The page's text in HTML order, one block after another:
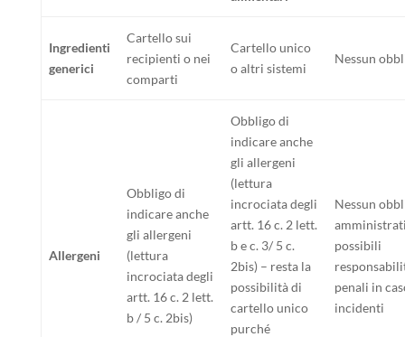
Ingredienti
generici
Cartello sui
recipienti o nei
comparti
Cartello unico
o altri sistemi
Nessun
Allergeni
Obbligo di
indicare anche
gli allergeni
(lettura
incrociata degli
artt. 16 c. 2 lett.
b / 5 c. 2bis)
Obbligo di
indicare anche
gli allergeni
(lettura
incrociata degli
artt. 16 c. 2 lett.
b e c. 3/ 5 c.
2bis) – resta la
possibilità di
cartello unico
purché
Nessun
possibili
penali in
incidenti